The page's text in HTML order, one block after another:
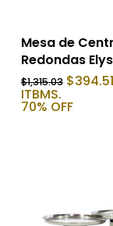
Añadir Al
Mesa de
Redondas
$1,315.03 El
original
$394.51
ITBMS.
70% OFF